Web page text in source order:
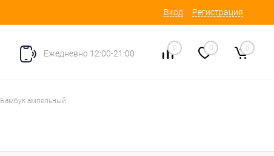
Вход Регистрация
Ежедневно 12:00-21:00
0 0 0
Бамбук ампельный